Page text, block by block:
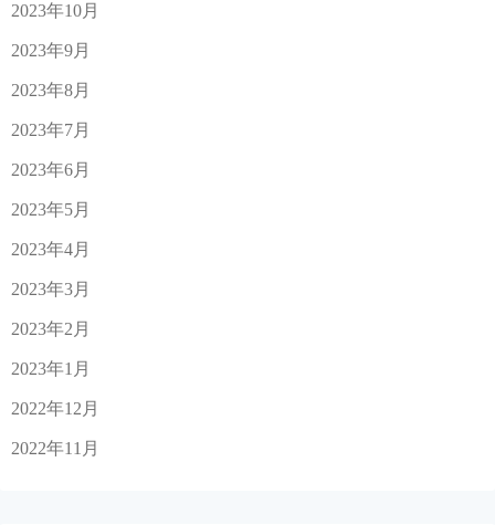
2023年10月
2023年9月
2023年8月
2023年7月
2023年6月
2023年5月
2023年4月
2023年3月
2023年2月
2023年1月
2022年12月
2022年11月